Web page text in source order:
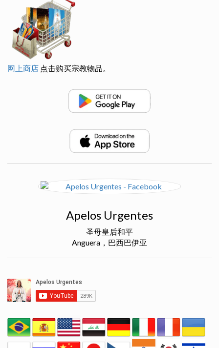
网上商店 点击购买宗教物品。
Apelos Urgentes
圣母皇后和平
Anguera，巴西巴伊亚